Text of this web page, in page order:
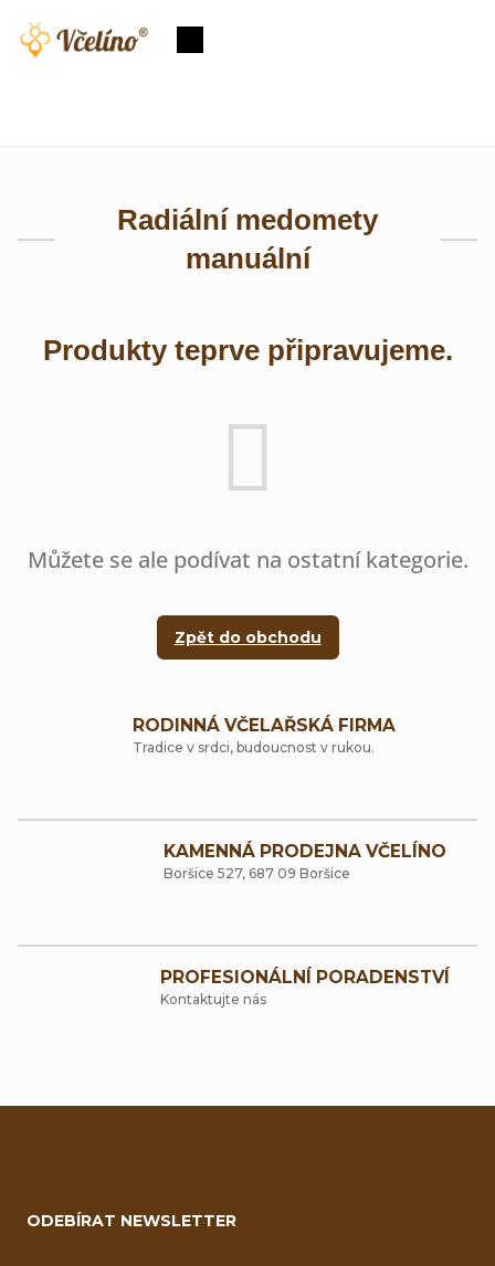
Nákupní
Radiální medomety
manuální
Produkty teprve připravujeme.
Můžete se ale podívat na ostatní kategorie.
Zpět do obchodu
RODINNÁ VČELAŘSKÁ FIRMA
Tradice v srdci, budoucnost v rukou.
KAMENNÁ PRODEJNA VČELÍNO
Boršice 527, 687 09 Boršice
PROFESIONÁLNÍ PORADENSTVÍ
Kontaktujte nás
ODEBÍRAT NEWSLETTER